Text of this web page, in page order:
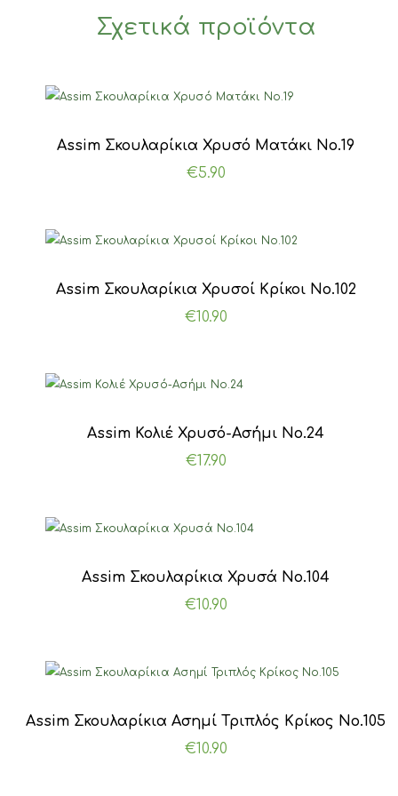
Σχετικά προϊόντα
Assim Σκουλαρίκια Χρυσό Ματάκι Νο.19
€5.90
Assim Σκουλαρίκια Χρυσοί Κρίκοι Νο.102
€10.90
Αssim Κολιέ Χρυσό-Ασήμι Νο.24
€17.90
Assim Σκουλαρίκια Χρυσά Νο.104
€10.90
Assim Σκουλαρίκια Ασημί Τριπλός Κρίκος Νο.105
€10.90